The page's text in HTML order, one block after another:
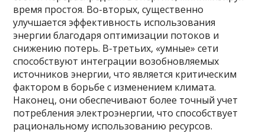
время простоя. Во-вторых, существенно
улучшается эффективность использования
энергии благодаря оптимизации потоков и
снижению потерь. В-третьих, «умные» сети
способствуют интеграции возобновляемых
источников энергии, что является критическим
фактором в борьбе с изменением климата.
Наконец, они обеспечивают более точный учет
потребления электроэнергии, что способствует
рациональному использованию ресурсов.